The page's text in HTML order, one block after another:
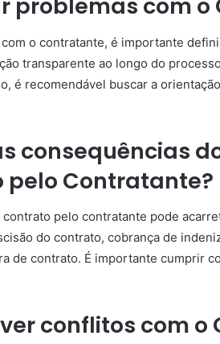
problemas com
o contratante, é importante
transparente ao longo do
é recomendável buscar a
consequências
pelo Contratante?
pelo contratante pode
do contrato, cobrança de
de contrato. É importante cumprir
conflitos com